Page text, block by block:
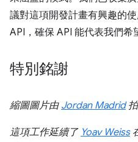
議對這項開發計畫有興趣的
API，確保 API 能代表我們希
特別銘謝
縮圖圖片由 Jordan Madrid
這項工作延續了 Yoav Weiss